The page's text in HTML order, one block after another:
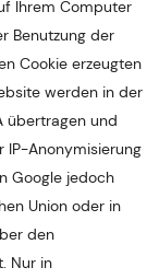
Ihrem Computer
Benutzung der
Cookie erzeugten
werden in der
übertragen und
IP-Anonymisierung
Google jedoch
Union oder in
den
Nur in